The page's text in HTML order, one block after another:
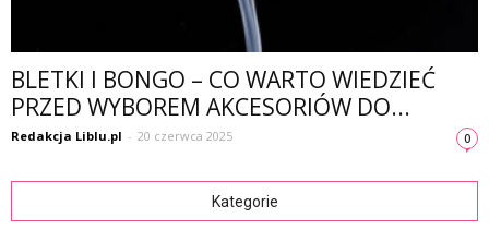
BLETKI I BONGO – CO WARTO WIEDZIEĆ
PRZED WYBOREM AKCESORIÓW DO...
Redakcja Liblu.pl - 20 czerwca 2025 0
Kategorie